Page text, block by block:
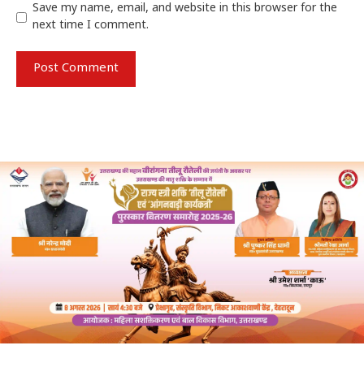
Save my name, email, and website in this browser for the
next time I comment.